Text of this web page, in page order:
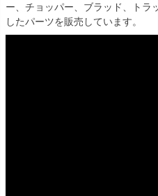
ー、チョッパー、ブラッド、トラ
したパーツを販売しています。